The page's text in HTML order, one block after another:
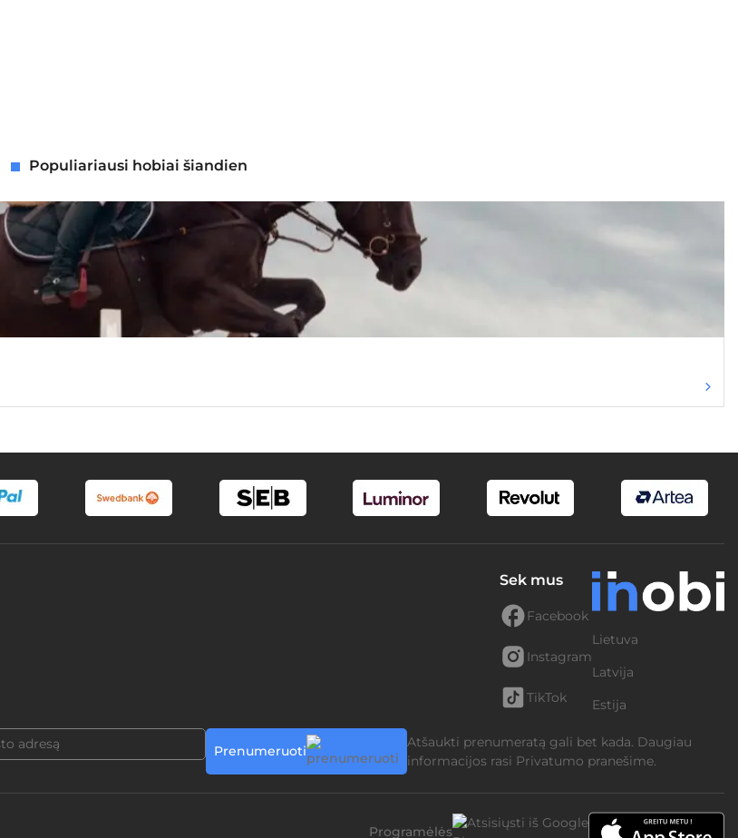
Populiariausi hobiai šiandien
Sek mus
Facebook
Instagram
TikTok
Lietuva
Latvija
Estija
Prenumeruoti
Atšaukti prenumeratą gali bet kada. Daugiau
informacijos rasi Privatumo pranešime.
Programėlės